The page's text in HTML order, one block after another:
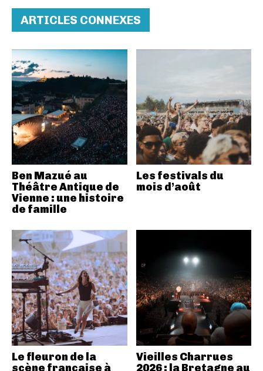
ARTICLES CONNEXES
Ben Mazué au
Théâtre Antique de
Vienne : une histoire
de famille
Les festivals du
mois d’août
Le fleuron de la
scène française à
Vieilles Charrues
2026 : la Bretagne au